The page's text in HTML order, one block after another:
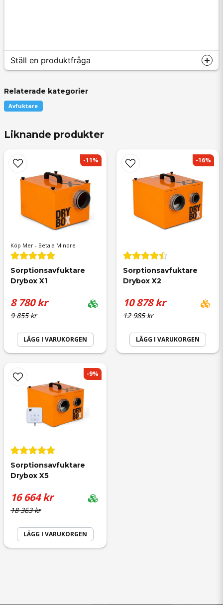
Ställ en produktfråga
question
name
Namn
Mejladress
Ja, ni får publicera min fråga
Relaterade kategorier
Avfuktare
Liknande produkter
Köp Mer - Betala Mindre
Sorptionsavfuktare
Drybox X1
9 855 kr
8 780 kr
LÄGG I VARUKORGEN
-11%
Sorptionsavfuktare
Drybox X2
12 985 kr
10 878 kr
LÄGG I VARUKORGEN
-16%
Sorptionsavfuktare
Drybox X5
18 363 kr
16 664 kr
LÄGG I VARUKORGEN
-9%